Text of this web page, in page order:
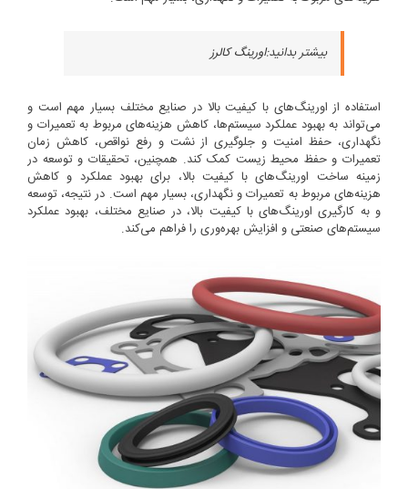
بیشتر بدانید:اورینگ کالرز
استفاده از اورینگ‌های با کیفیت بالا در صنایع مختلف بسیار مهم است و
می‌تواند به بهبود عملکرد سیستم‌ها، کاهش هزینه‌های مربوط به تعمیرات و
نگهداری، حفظ امنیت و جلوگیری از نشت و رفع نواقص، کاهش زمان
تعمیرات و حفظ محیط زیست کمک کند. همچنین، تحقیقات و توسعه در
زمینه ساخت اورینگ‌های با کیفیت بالا، برای بهبود عملکرد و کاهش
هزینه‌های مربوط به تعمیرات و نگهداری، بسیار مهم است. در نتیجه، توسعه
و به کارگیری اورینگ‌های با کیفیت بالا، در صنایع مختلف، بهبود عملکرد
سیستم‌های صنعتی و افزایش بهره‌وری را فراهم می‌کند.